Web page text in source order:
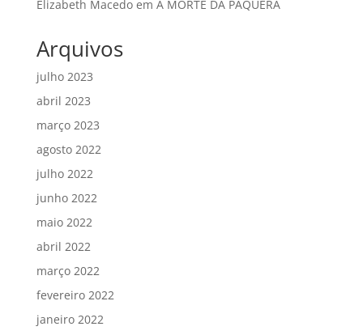
Elizabeth Macedoem A MORTE DA PAQUERA
Arquivos
julho 2023
abril 2023
março 2023
agosto 2022
julho 2022
junho 2022
maio 2022
abril 2022
março 2022
fevereiro 2022
janeiro 2022